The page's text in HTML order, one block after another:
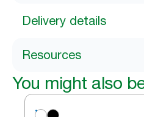
Delivery details
Resources
You might also